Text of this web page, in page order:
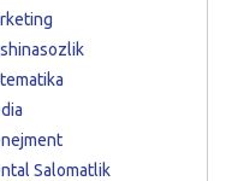
Salomatlik